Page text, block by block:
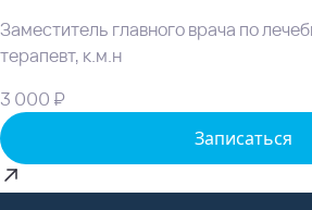
Заместитель главного врача по
терапевт, к.м.н
3 000 ₽
Записаться